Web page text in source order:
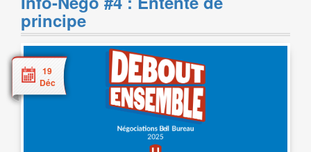
principe
19
Déc